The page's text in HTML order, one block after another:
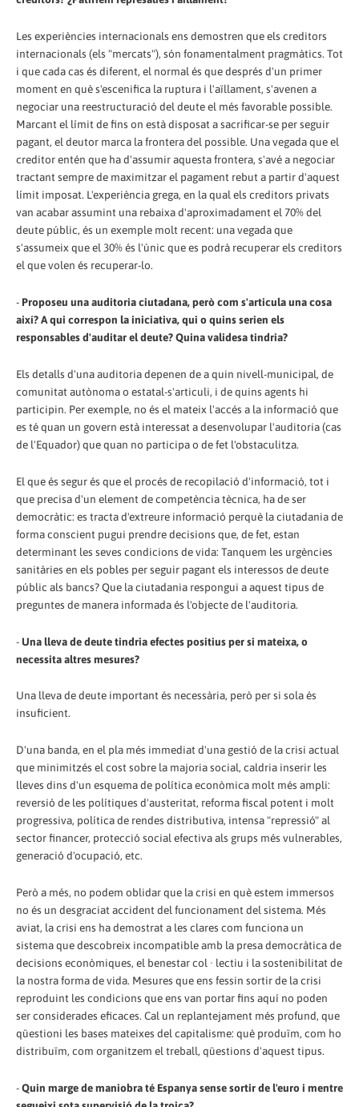
Les experiències internacionals ens demostren que els creditors
internacionals (els "mercats"), són fonamentalment pragmàtics. Tot
i que cada cas és diferent, el normal és que després d'un primer
moment en què s'escenifica la ruptura i l'aïllament, s'avenen a
negociar una reestructuració del deute el més favorable possible.
Marcant el límit de fins on està disposat a sacrificar-se per seguir
pagant, el deutor marca la frontera del possible. Una vegada que el
creditor entén que ha d'assumir aquesta frontera, s'avé a negociar
tractant sempre de maximitzar el pagament rebut a partir d'aquest
límit imposat. L'experiència grega, en la qual els creditors privats
van acabar assumint una rebaixa d'aproximadament el 70% del
deute públic, és un exemple molt recent: una vegada que
s'assumeix que el 30% és l'únic que es podrà recuperar els creditors
el que volen és recuperar-lo.
- Proposeu una auditoria ciutadana, però com s'articula una cosa
així? A qui correspon la iniciativa, qui o quins serien els
responsables d'auditar el deute? Quina validesa tindria?
Els detalls d'una auditoria depenen de a quin nivell-municipal, de
comunitat autònoma o estatal-s'articuli, i de quins agents hi
participin. Per exemple, no és el mateix l'accés a la informació que
es té quan un govern està interessat a desenvolupar l'auditoria (cas
de l'Equador) que quan no participa o de fet l'obstaculitza.
El que és segur és que el procés de recopilació d'informació, tot i
que precisa d'un element de competència tècnica, ha de ser
democràtic: es tracta d'extreure informació perquè la ciutadania de
forma conscient pugui prendre decisions que, de fet, estan
determinant les seves condicions de vida: Tanquem les urgències
sanitàries en els pobles per seguir pagant els interessos de deute
públic als bancs? Que la ciutadania respongui a aquest tipus de
preguntes de manera informada és l'objecte de l'auditoria.
-Una lleva de deute tindria efectes positius per si mateixa, o
necessita altres mesures?
Una lleva de deute important és necessària, però per si sola és
insuficient.
D'una banda, en el pla més immediat d'una gestió de la crisi actual
que minimitzés el cost sobre la majoria social, caldria inserir les
lleves dins d'un esquema de política econòmica molt més ampli:
reversió de les polítiques d'austeritat, reforma fiscal potent i molt
progressiva, política de rendes distributiva, intensa "repressió" al
sector financer, protecció social efectiva als grups més vulnerables,
generació d'ocupació, etc.
Però a més, no podem oblidar que la crisi en què estem immersos
no és un desgraciat accident del funcionament del sistema. Més
aviat, la crisi ens ha demostrat a les clares com funciona un
sistema que descobreix incompatible amb la presa democràtica de
decisions econòmiques, el benestar col · lectiu i la sostenibilitat de
la nostra forma de vida. Mesures que ens fessin sortir de la crisi
reproduint les condicions que ens van portar fins aquí no poden
ser considerades eficaces. Cal un replantejament més profund, que
qüestioni les bases mateixes del capitalisme: què produïm, com ho
distribuïm, com organitzem el treball, qüestions d'aquest tipus.
-Quin marge de maniobra té Espanya sense sortir de l'euro i mentre